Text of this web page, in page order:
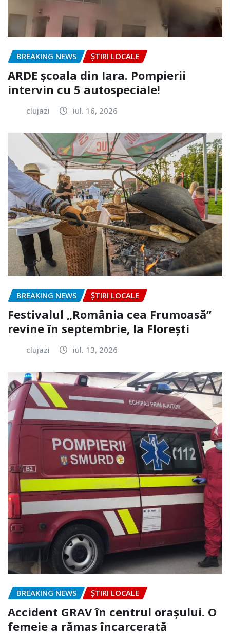
BREAKING NEWS ȘTIRI LOCALE
ARDE școala din Iara. Pompierii
intervin cu 5 autospeciale!
clujazi iul. 16, 2026
BREAKING NEWS ȘTIRI LOCALE
Festivalul „România cea Frumoasă”
revine în septembrie, la Florești
clujazi iul. 13, 2026
BREAKING NEWS ȘTIRI LOCALE
Accident GRAV în centrul orașului. O
femeie a rămas încarcerată